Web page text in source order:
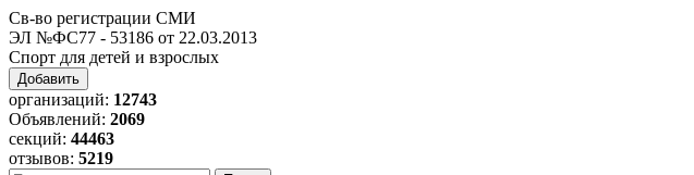
Св-во регистрации СМИ
ЭЛ №ФС77 - 53186 от 22.03.2013
Спорт для детей и взрослых
Добавить
организаций: 12743
Объявлений: 2069
секций: 44463
отзывов: 5219